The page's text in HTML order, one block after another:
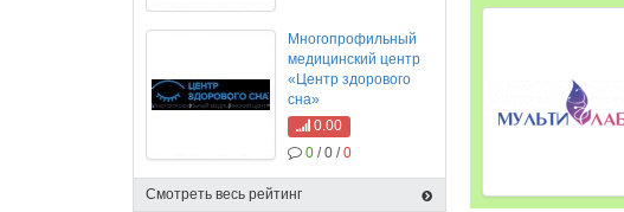
Многопрофильный
медицинский центр
«Центр здорового
сна»
0.00
0 / 0 /0
Смотреть весь рейтинг